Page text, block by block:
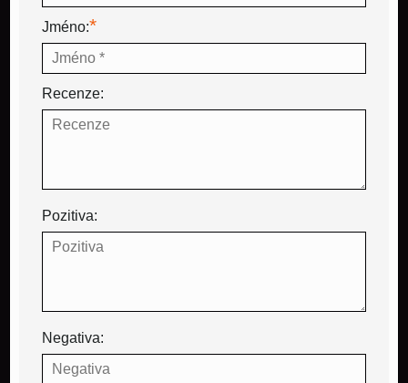
Jméno:*
Recenze:
Pozitiva:
Negativa: